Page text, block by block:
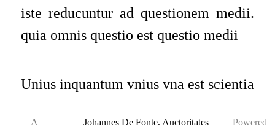
iste reducuntur ad questionem medii.
quia omnis questio est questio medii
Unius inquantum vnius vna est scientia
A Johannes De Fonte, Auctoritates Powered